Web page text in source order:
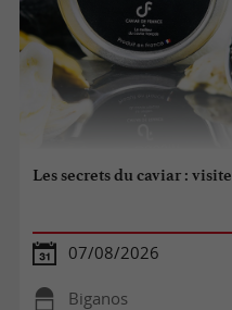
Les secrets du caviar :
07/08/2026
Biganos